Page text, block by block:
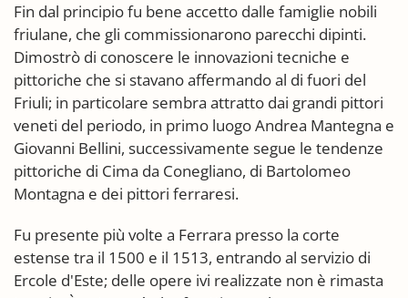
Fin dal principio fu bene accetto dalle famiglie nobili
friulane, che gli commissionarono parecchi dipinti.
Dimostrò di conoscere le innovazioni tecniche e
pittoriche che si stavano affermando al di fuori del
Friuli; in particolare sembra attratto dai grandi pittori
veneti del periodo, in primo luogo Andrea Mantegna e
Giovanni Bellini, successivamente segue le tendenze
pittoriche di Cima da Conegliano, di Bartolomeo
Montagna e dei pittori ferraresi.
Fu presente più volte a Ferrara presso la corte
estense tra il 1500 e il 1513, entrando al servizio di
Ercole d'Este; delle opere ivi realizzate non è rimasta